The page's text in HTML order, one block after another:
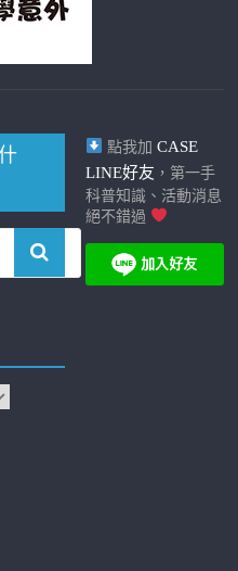
點我加 CASE
LINE好友 ，第一手
科普知識、活動消息
絕不錯過